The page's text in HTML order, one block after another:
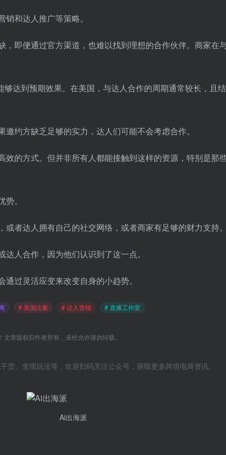
和达人推广等策略。
即便通过官方渠道，也难以找到理想的合作伙伴。商家在
达到预期效果。在美国，与达人合作的周期通常较长，且
约方缺乏足够的实力，达人们可能不会考虑合作。
的方式。但并非所有人都能接触到这样的资源，特别是那
。
者达人拥有自己的社交网络，或者商家有足够的财力支持。
人合作，因为他们认识到了这一点。
过灵活应变来改变自身的小趋势。
# 美国法案 # 达人营销 # 直播工作室
章版权归作者所有，未经允许请勿转载。
、变现玩法等，欢迎扫码关注公众号，获取更多跨境电商资讯。
Ai出海派